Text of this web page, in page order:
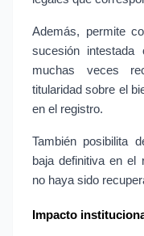
Además, permite
sucesión intestada
muchas veces
titularidad sobre el
en el registro.
También posibilita
baja definitiva en el
no haya sido
Impacto